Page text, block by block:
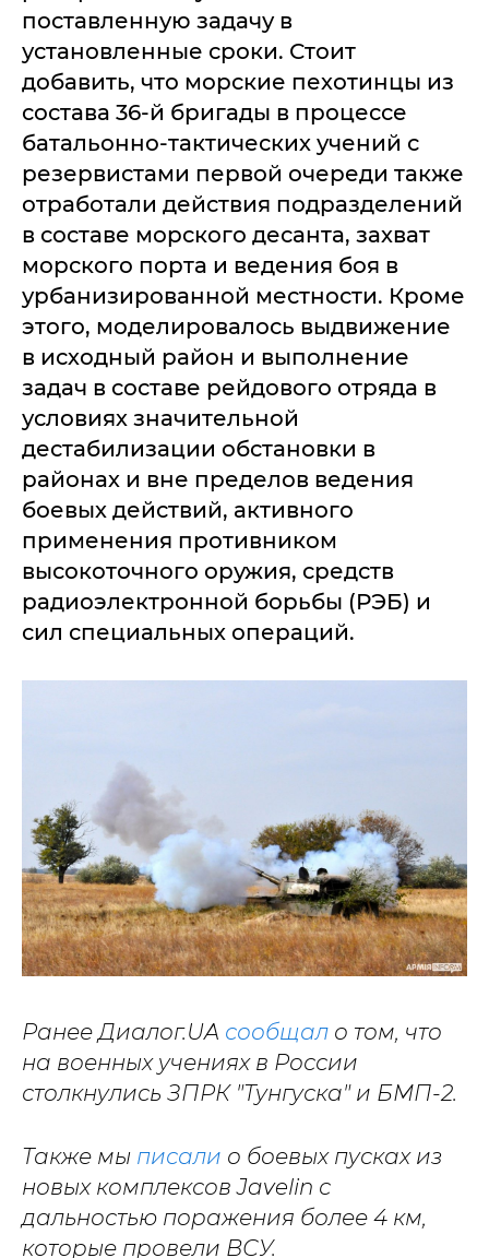
поставленную задачу в
установленные сроки. Стоит
добавить, что морские пехотинцы из
состава 36-й бригады в процессе
батальонно-тактических учений с
резервистами первой очереди также
отработали действия подразделений
в составе морского десанта, захват
морского порта и ведения боя в
урбанизированной местности. Кроме
этого, моделировалось выдвижение
в исходный район и выполнение
задач в составе рейдового отряда в
условиях значительной
дестабилизации обстановки в
районах и вне пределов ведения
боевых действий, активного
применения противником
высокоточного оружия, средств
радиоэлектронной борьбы (РЭБ) и
сил специальных операций.
Ранее Диалог.UA сообщал о том, что
на военных учениях в России
столкнулись ЗПРК "Тунгуска" и БМП-2.
Также мы писали о боевых пусках из
новых комплексов Javelin с
дальностью поражения более 4 км,
которые провели ВСУ.